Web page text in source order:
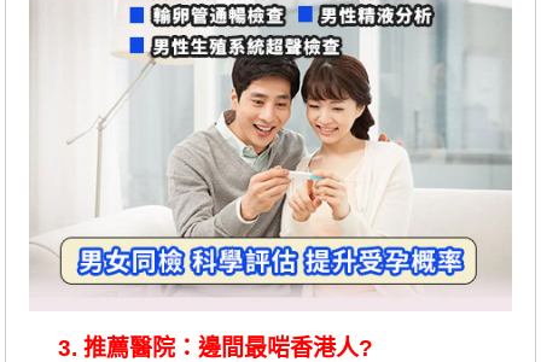
3. 推薦醫院：邊間最啱香港人?